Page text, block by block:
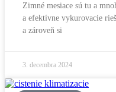
Zimné mesiace sú tu a
a efektívne vykurovacie
a zároveň si
3. decembra 2024